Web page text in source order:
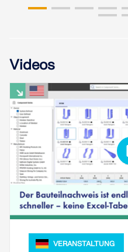
LASTZONEN PRÜFEN
Überholte Produkte
Videos
VERANSTALTUNG